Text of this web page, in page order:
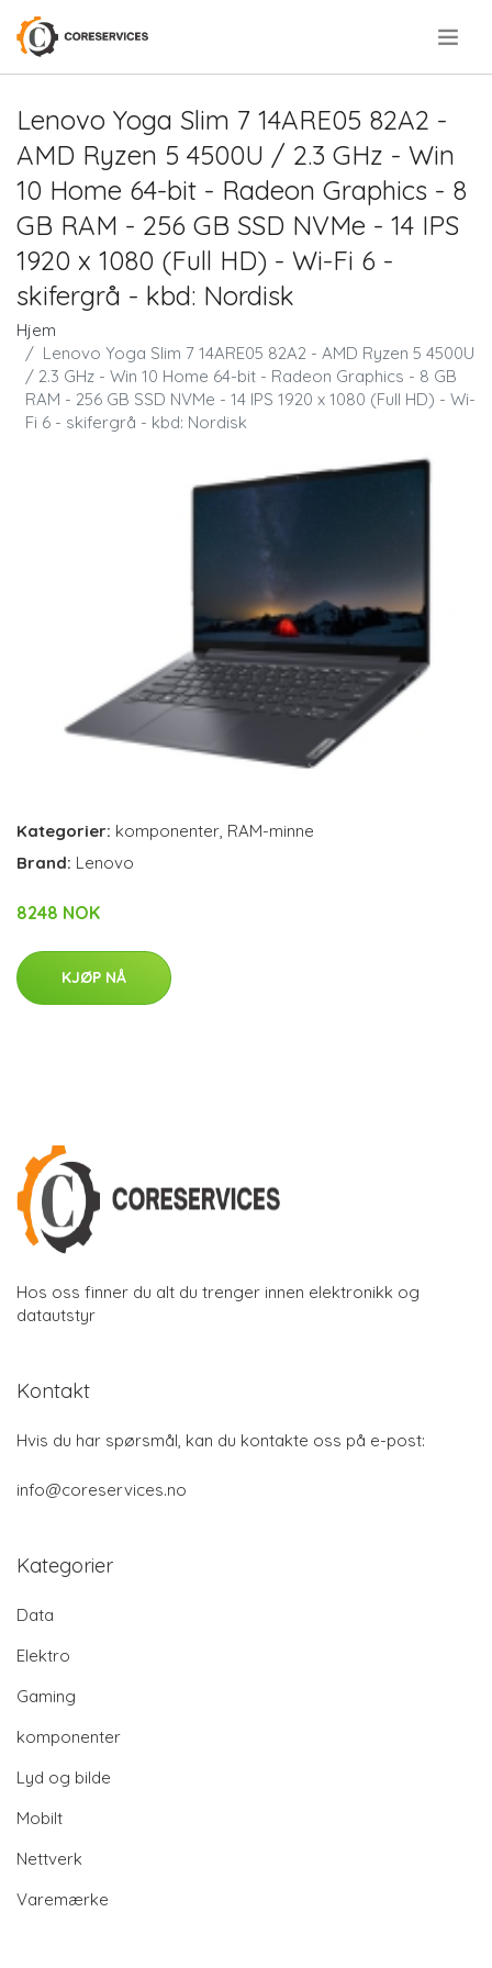
Lenovo Yoga Slim 7 14ARE05 82A2 -
AMD Ryzen 5 4500U / 2.3 GHz - Win
10 Home 64-bit - Radeon Graphics - 8
GB RAM - 256 GB SSD NVMe - 14 IPS
1920 x 1080 (Full HD) - Wi-Fi 6 -
skifergrå - kbd: Nordisk
Hjem
Lenovo Yoga Slim 7 14ARE05 82A2 - AMD Ryzen 5 4500U
/ 2.3 GHz - Win 10 Home 64-bit - Radeon Graphics - 8 GB
RAM - 256 GB SSD NVMe - 14 IPS 1920 x 1080 (Full HD) - Wi-
Fi 6 - skifergrå - kbd: Nordisk
Kategorier: komponenter RAM-minne
Brand: Lenovo
8248 NOK
KJØP NÅ
Hos oss finner du alt du trenger innen elektronikk og
datautstyr
Kontakt
Hvis du har spørsmål, kan du kontakte oss på e-post:
info@coreservices.no
Kategorier
Data
Elektro
Gaming
komponenter
Lyd og bilde
Mobilt
Nettverk
Varemærke